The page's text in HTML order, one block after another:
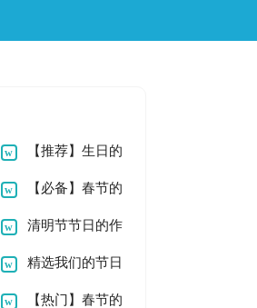
【推荐】生日的
作文900字十篇
【必备】春节的
作文900字3篇
清明节节日的作
文 精选我们的节日
春节作文400字4篇
【热门】春节的